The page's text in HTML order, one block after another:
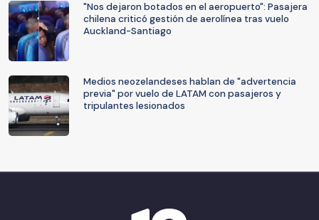
"Nos dejaron botados en el aeropuerto": Pasajera
chilena criticó gestión de aerolínea tras vuelo
Auckland-Santiago
Medios neozelandeses hablan de "advertencia
previa" por vuelo de LATAM con pasajeros y
tripulantes lesionados